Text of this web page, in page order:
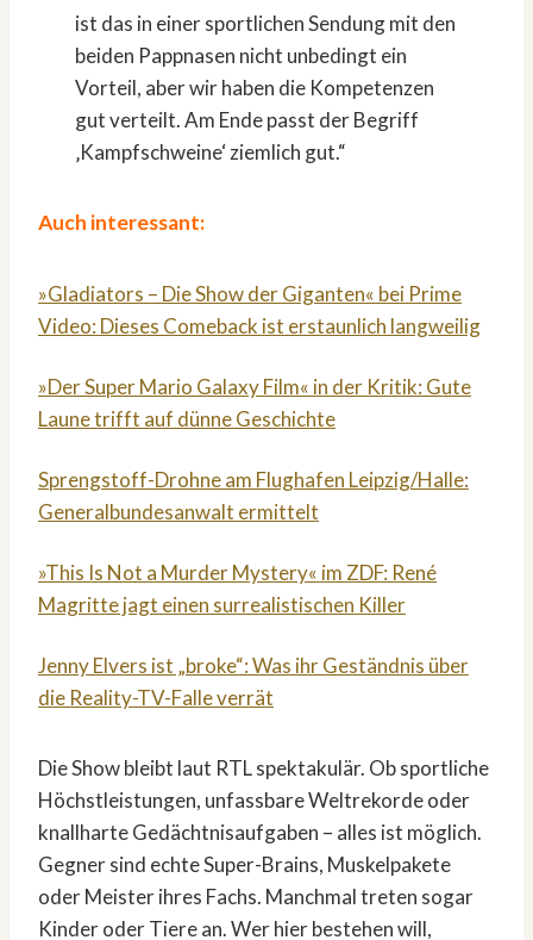
ist das in einer sportlichen Sendung mit den
beiden Pappnasen nicht unbedingt ein
Vorteil, aber wir haben die Kompetenzen
gut verteilt. Am Ende passt der Begriff
‚Kampfschweine‘ ziemlich gut.“
Auch interessant:
»Gladiators – Die Show der Giganten« bei Prime
Video: Dieses Comeback ist erstaunlich langweilig
»Der Super Mario Galaxy Film« in der Kritik: Gute
Laune trifft auf dünne Geschichte
Sprengstoff-Drohne am Flughafen Leipzig/Halle:
Generalbundesanwalt ermittelt
»This Is Not a Murder Mystery« im ZDF: René
Magritte jagt einen surrealistischen Killer
Jenny Elvers ist „broke“: Was ihr Geständnis über
die Reality-TV-Falle verrät
Die Show bleibt laut RTL spektakulär. Ob sportliche
Höchstleistungen, unfassbare Weltrekorde oder
knallharte Gedächtnisaufgaben – alles ist möglich.
Gegner sind echte Super-Brains, Muskelpakete
oder Meister ihres Fachs. Manchmal treten sogar
Kinder oder Tiere an. Wer hier bestehen will,